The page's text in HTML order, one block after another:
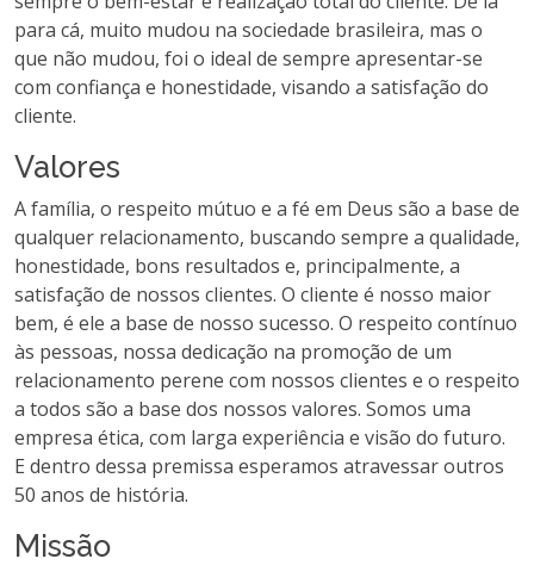
para cá, muito mudou na sociedade brasileira, mas o
que não mudou, foi o ideal de sempre apresentar-se
com confiança e honestidade, visando a satisfação do
cliente.
Valores
A família, o respeito mútuo e a fé em Deus são a base de
qualquer relacionamento, buscando sempre a qualidade,
honestidade, bons resultados e, principalmente, a
satisfação de nossos clientes. O cliente é nosso maior
bem, é ele a base de nosso sucesso. O respeito contínuo
às pessoas, nossa dedicação na promoção de um
relacionamento perene com nossos clientes e o respeito
a todos são a base dos nossos valores. Somos uma
empresa ética, com larga experiência e visão do futuro.
E dentro dessa premissa esperamos atravessar outros
50 anos de história.
Missão